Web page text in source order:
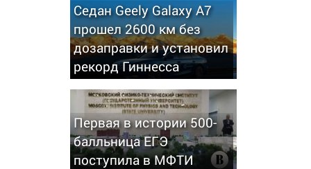
Седан Geely Galaxy A7
прошел 2600 км без
дозаправки и установил
рекорд Гиннесса
Первая в истории 500-
балльница ЕГЭ
поступила в МФТИ